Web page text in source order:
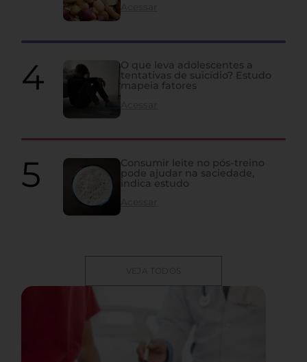
O que leva adolescentes a
tentativas de suicídio? Estudo
mapeia fatores
Consumir leite no pós-treino
pode ajudar na saciedade,
indica estudo
VEJA TODOS